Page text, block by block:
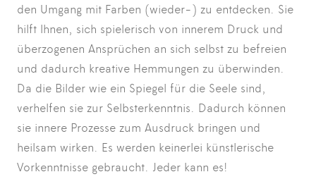
den Umgang mit Farben (wieder-) zu entdecken. Sie
hilft Ihnen, sich spielerisch von innerem Druck und
überzogenen Ansprüchen an sich selbst zu befreien
und dadurch kreative Hemmungen zu überwinden.
Da die Bilder wie ein Spiegel für die Seele sind,
verhelfen sie zur Selbsterkenntnis. Dadurch können
sie innere Prozesse zum Ausdruck bringen und
heilsam wirken. Es werden keinerlei künstlerische
Vorkenntnisse gebraucht. Jeder kann es!